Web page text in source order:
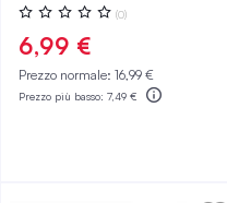
Valutazione:
0%
(0)
6,99 €
Prezzo normale: 16,99 €
Prezzo più basso: 7,49 €